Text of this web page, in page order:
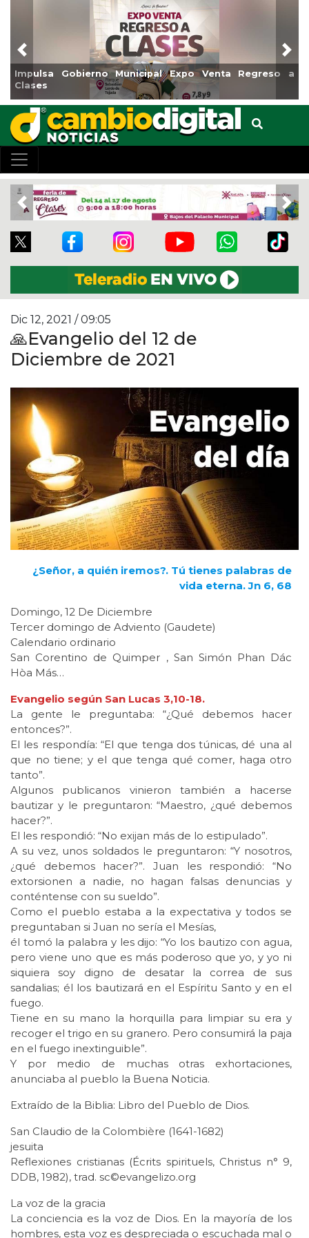
Municipal Expo Venta Regreso a
Reabrirá
Previous
Previous
Dic 12, 2021 / 09:05
🙏Evangelio del 12 de
Diciembre de 2021
¿Señor, a quién iremos?. Tú tienes palabras de
vida eterna. Jn 6, 68
Domingo, 12 De Diciembre
Tercer domingo de Adviento (Gaudete)
Calendario ordinario
San Corentino de Quimper , San Simón Phan Dác
Hòa Más…
Evangelio según San Lucas 3,10-18.
La gente le preguntaba: “¿Qué debemos hacer
entonces?”.
El les respondía: “El que tenga dos túnicas, dé una al
que no tiene; y el que tenga qué comer, haga otro
tanto”.
Algunos publicanos vinieron también a hacerse
bautizar y le preguntaron: “Maestro, ¿qué debemos
hacer?”.
El les respondió: “No exijan más de lo estipulado”.
A su vez, unos soldados le preguntaron: “Y nosotros,
¿qué debemos hacer?”. Juan les respondió: “No
extorsionen a nadie, no hagan falsas denuncias y
conténtense con su sueldo”.
Como el pueblo estaba a la expectativa y todos se
preguntaban si Juan no sería el Mesías,
él tomó la palabra y les dijo: “Yo los bautizo con agua,
pero viene uno que es más poderoso que yo, y yo ni
siquiera soy digno de desatar la correa de sus
sandalias; él los bautizará en el Espíritu Santo y en el
fuego.
Tiene en su mano la horquilla para limpiar su era y
recoger el trigo en su granero. Pero consumirá la paja
en el fuego inextinguible”.
Y por medio de muchas otras exhortaciones,
anunciaba al pueblo la Buena Noticia.
Extraído de la Biblia: Libro del Pueblo de Dios.
San Claudio de la Colombière (1641-1682)
jesuita
Reflexiones cristianas (Écrits spirituels, Christus n° 9,
DDB, 1982), trad. sc©evangelizo.org
La voz de la gracia
La conciencia es la voz de Dios. En la mayoría de los
hombres, esta voz es despreciada o escuchada mal o